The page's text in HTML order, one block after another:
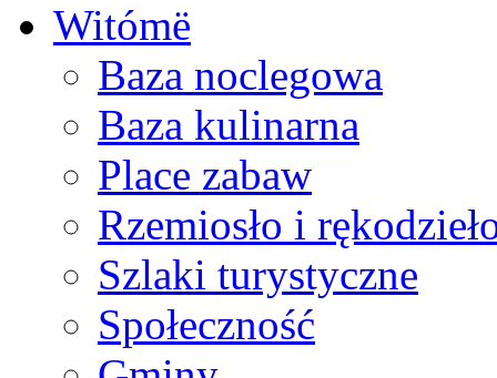
Witómë
Baza noclegowa
Baza kulinarna
Place zabaw
Rzemiosło i
Szlaki turystyczne
Społeczność